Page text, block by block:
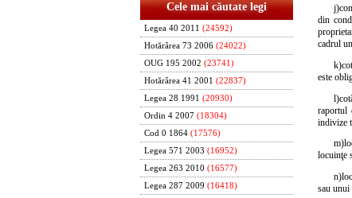
Cele mai căutate legi
Legea 40 2011 (24592)
Hotărârea 73 2006 (24022)
OUG 195 2002 (23741)
Hotărârea 41 2001 (22837)
Legea 28 1991 (20930)
Ordin 4 2007 (18304)
Cod 0 1864 (17576)
Legea 571 2003 (16952)
Legea 263 2010 (16577)
Legea 287 2009 (16418)
j)
din
cadrul
k)
este
l)
raportul
indivize
m)
locuinţe
n)
sau